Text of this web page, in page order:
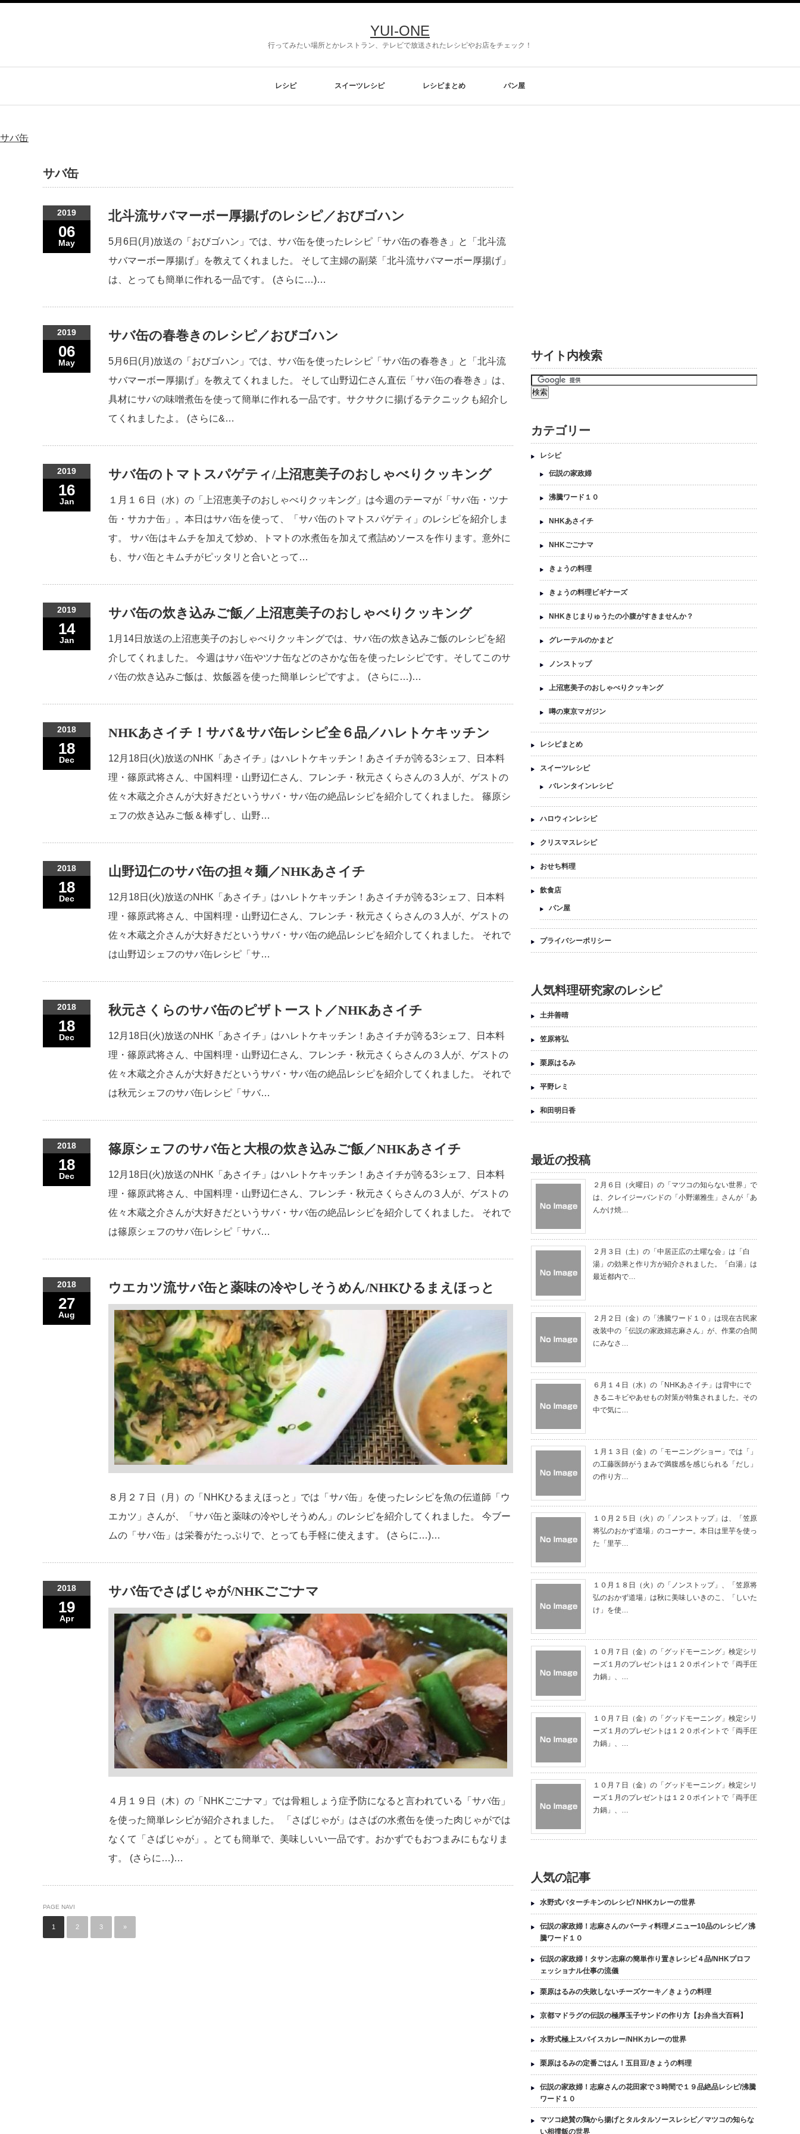
YUI-ONE
行ってみたい場所とかレストラン、テレビで放送されたレシピやお店をチェック！
レシピ スイーツレシピ レシピまとめ パン屋
サバ缶
サバ缶
2019
06
May
北斗流サバマーボー厚揚げのレシピ／おびゴハン
5月6日(月)放送の「おびゴハン」では、サバ缶を使ったレシピ「サバ缶の春巻き」と「北斗流
サバマーボー厚揚げ」を教えてくれました。 そして主婦の副菜「北斗流サバマーボー厚揚げ」
は、とっても簡単に作れる一品です。 (さらに…)…
2019
06
May
サバ缶の春巻きのレシピ／おびゴハン
5月6日(月)放送の「おびゴハン」では、サバ缶を使ったレシピ「サバ缶の春巻き」と「北斗流
サバマーボー厚揚げ」を教えてくれました。 そして山野辺仁さん直伝「サバ缶の春巻き」は、
具材にサバの味噌煮缶を使って簡単に作れる一品です。サクサクに揚げるテクニックも紹介し
てくれましたよ。 (さらに&…
2019
16
Jan
サバ缶のトマトスパゲティ/上沼恵美子のおしゃべりクッキング
１月１６日（水）の「上沼恵美子のおしゃべりクッキング」は今週のテーマが「サバ缶・ツナ
缶・サカナ缶」。本日はサバ缶を使って、「サバ缶のトマトスパゲティ」のレシピを紹介しま
す。 サバ缶はキムチを加えて炒め、トマトの水煮缶を加えて煮詰めソースを作ります。意外に
も、サバ缶とキムチがピッタリと合いとって…
2019
14
Jan
サバ缶の炊き込みご飯／上沼恵美子のおしゃべりクッキング
1月14日放送の上沼恵美子のおしゃべりクッキングでは、サバ缶の炊き込みご飯のレシピを紹
介してくれました。 今週はサバ缶やツナ缶などのさかな缶を使ったレシピです。そしてこのサ
バ缶の炊き込みご飯は、炊飯器を使った簡単レシピですよ。 (さらに…)…
2018
18
Dec
NHKあさイチ！サバ＆サバ缶レシピ全６品／ハレトケキッチン
12月18日(火)放送のNHK「あさイチ」はハレトケキッチン！あさイチが誇る3シェフ、日本料
理・篠原武将さん、中国料理・山野辺仁さん、フレンチ・秋元さくらさんの３人が、ゲストの
佐々木蔵之介さんが大好きだというサバ・サバ缶の絶品レシピを紹介してくれました。 篠原シ
ェフの炊き込みご飯＆棒ずし、山野…
2018
18
Dec
山野辺仁のサバ缶の担々麺／NHKあさイチ
12月18日(火)放送のNHK「あさイチ」はハレトケキッチン！あさイチが誇る3シェフ、日本料
理・篠原武将さん、中国料理・山野辺仁さん、フレンチ・秋元さくらさんの３人が、ゲストの
佐々木蔵之介さんが大好きだというサバ・サバ缶の絶品レシピを紹介してくれました。 それで
は山野辺シェフのサバ缶レシピ「サ…
2018
18
Dec
秋元さくらのサバ缶のピザトースト／NHKあさイチ
12月18日(火)放送のNHK「あさイチ」はハレトケキッチン！あさイチが誇る3シェフ、日本料
理・篠原武将さん、中国料理・山野辺仁さん、フレンチ・秋元さくらさんの３人が、ゲストの
佐々木蔵之介さんが大好きだというサバ・サバ缶の絶品レシピを紹介してくれました。 それで
は秋元シェフのサバ缶レシピ「サバ…
2018
18
Dec
篠原シェフのサバ缶と大根の炊き込みご飯／NHKあさイチ
12月18日(火)放送のNHK「あさイチ」はハレトケキッチン！あさイチが誇る3シェフ、日本料
理・篠原武将さん、中国料理・山野辺仁さん、フレンチ・秋元さくらさんの３人が、ゲストの
佐々木蔵之介さんが大好きだというサバ・サバ缶の絶品レシピを紹介してくれました。 それで
は篠原シェフのサバ缶レシピ「サバ…
2018
27
Aug
ウエカツ流サバ缶と薬味の冷やしそうめん/NHKひるまえほっと
８月２７日（月）の「NHKひるまえほっと」では「サバ缶」を使ったレシピを魚の伝道師「ウ
エカツ」さんが、「サバ缶と薬味の冷やしそうめん」のレシピを紹介してくれました。 今ブー
ムの「サバ缶」は栄養がたっぷりで、とっても手軽に使えます。 (さらに…)…
2018
19
Apr
サバ缶でさばじゃが/NHKごごナマ
４月１９日（木）の「NHKごごナマ」では骨粗しょう症予防になると言われている「サバ缶」
を使った簡単レシピが紹介されました。 「さばじゃが」はさばの水煮缶を使った肉じゃがでは
なくて「さばじゃが」。とても簡単で、美味しいい一品です。おかずでもおつまみにもなりま
す。 (さらに…)…
PAGE NAVI
1 2 3 »
サイト内検索
カテゴリー
レシピ
伝説の家政婦
沸騰ワード１０
NHKあさイチ
NHKごごナマ
きょうの料理
きょうの料理ビギナーズ
NHKきじまりゅうたの小腹がすきませんか？
グレーテルのかまど
ノンストップ
上沼恵美子のおしゃべりクッキング
噂の東京マガジン
レシピまとめ
スイーツレシピ
バレンタインレシピ
ハロウィンレシピ
クリスマスレシピ
おせち料理
飲食店
パン屋
プライバシーポリシー
人気料理研究家のレシピ
土井善晴
笠原将弘
栗原はるみ
平野レミ
和田明日香
最近の投稿
２月６日（火曜日）の「マツコの知らない世界」で
は、クレイジーバンドの「小野瀬雅生」さんが「あ
んかけ焼…
２月３日（土）の「中居正広の土曜な会」は「白
湯」の効果と作り方が紹介されました。「白湯」は
最近都内で…
２月２日（金）の「沸騰ワード１０」は現在古民家
改装中の「伝説の家政婦志麻さん」が、作業の合間
にみなさ…
６月１４日（水）の「NHKあさイチ」は背中にで
きるニキビやあせもの対策が特集されました。その
中で気に…
１月１３日（金）の「モーニングショー」では「」
の工藤医師がうまみで満腹感を感じられる「だし」
の作り方…
１０月２５日（火）の「ノンストップ」は、「笠原
将弘のおかず道場」のコーナー。本日は里芋を使っ
た「里芋…
１０月１８日（火）の「ノンストップ」、「笠原将
弘のおかず道場」は秋に美味しいきのこ、「しいた
け」を使…
１０月７日（金）の「グッドモーニング」検定シリ
ーズ１月のプレゼントは１２０ポイントで「両手圧
力鍋」、…
１０月７日（金）の「グッドモーニング」検定シリ
ーズ１月のプレゼントは１２０ポイントで「両手圧
力鍋」、…
１０月７日（金）の「グッドモーニング」検定シリ
ーズ１月のプレゼントは１２０ポイントで「両手圧
力鍋」、…
人気の記事
水野式バターチキンのレシピ/ NHKカレーの世界
伝説の家政婦！志麻さんのパーティ料理メニュー10品のレシピ／沸
騰ワード１０
伝説の家政婦！タサン志麻の簡単作り置きレシピ４品/NHKプロフ
ェッショナル仕事の流儀
栗原はるみの失敗しないチーズケーキ／きょうの料理
京都マドラグの伝説の極厚玉子サンドの作り方【お弁当大百科】
水野式極上スパイスカレー/NHKカレーの世界
栗原はるみの定番ごはん！五目豆/きょうの料理
伝説の家政婦！志麻さんの花田家で３時間で１９品絶品レシピ/沸騰
ワード１０
マツコ絶賛の鶏から揚げとタルタルソースレシピ／マツコの知らな
い相撲飯の世界